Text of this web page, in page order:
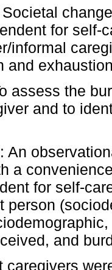
Societal
for self-
informal
and
assess the
and to
: An
a
for self-
person
and
caregivers